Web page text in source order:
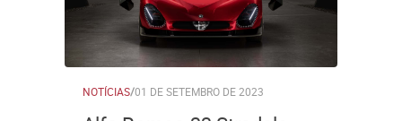
NOTÍCIAS/01 DE SETEMBRO DE 2023